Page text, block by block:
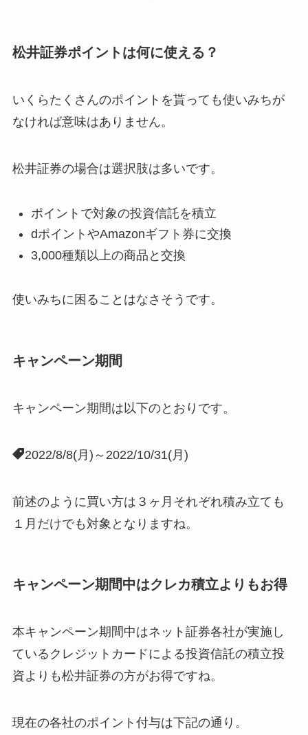
松井証券ポイントは何に使える？
いくらたくさんのポイントを貰っても使いみちが
なければ意味はありません。
松井証券の場合は選択肢は多いです。
ポイントで対象の投資信託を積立
dポイントやAmazonギフト券に交換
3,000種類以上の商品と交換
使いみちに困ることはなさそうです。
キャンペーン期間
キャンペーン期間は以下のとおりです。
2022/8/8(月)～2022/10/31(月)
前述のように買い方は３ヶ月それぞれ積み立ても
１月だけでも対象となりますね。
キャンペーン期間中はクレカ積立よりもお得
本キャンペーン期間中はネット証券各社が実施し
ているクレジットカードによる投資信託の積立投
資よりも松井証券の方がお得ですね。
現在の各社のポイント付与は下記の通り。